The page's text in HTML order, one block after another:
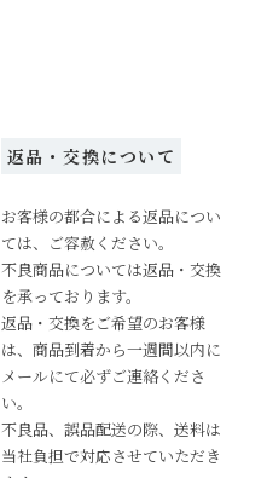
返品・交換について
お客様の都合による返品につい
ては、ご容赦ください。
不良商品については返品・交換
を承っております。
返品・交換をご希望のお客様
は、商品到着から一週間以内に
メールにて必ずご連絡くださ
い。
不良品、誤品配送の際、送料は
当社負担で対応させていただき